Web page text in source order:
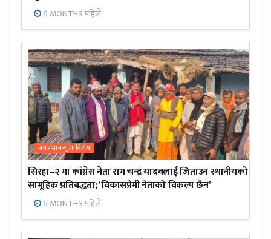
6 MONTHS पहिले
जनप्रभाबन्युज विशेष
सिरहा–२ मा कांग्रेस नेता राम चन्द्र यादवलाई जिताउन स्थानीयको
सामूहिक प्रतिबद्धता; ‘विकासप्रेमी नेताको विकल्प छैन’
6 MONTHS पहिले